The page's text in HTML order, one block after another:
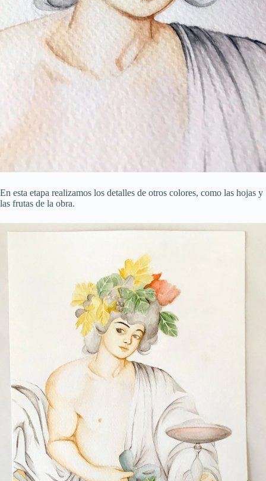
En esta etapa realizamos los detalles de otros colores, como las hojas y
las frutas de la obra.